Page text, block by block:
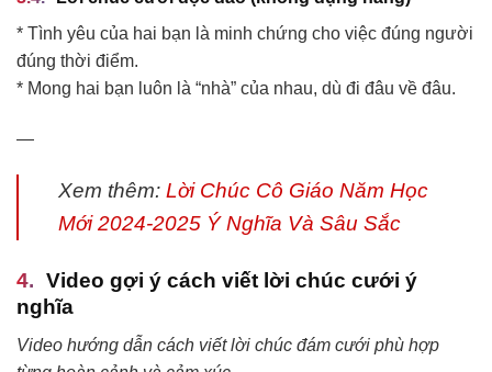
* Tình yêu của hai bạn là minh chứng cho việc đúng người
đúng thời điểm.
* Mong hai bạn luôn là “nhà” của nhau, dù đi đâu về đâu.
—
Xem thêm: Lời Chúc Cô Giáo Năm Học
Mới 2024-2025 Ý Nghĩa Và Sâu Sắc
Video gợi ý cách viết lời chúc cưới ý
nghĩa
Video hướng dẫn cách viết lời chúc đám cưới phù hợp